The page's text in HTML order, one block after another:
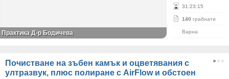
31 :23:15
140 грабнати
Варна
Практика Д-р Бодичева
Почистване на зъбен камък и оцветявания с
ултразвук, плюс полиране с AirFlow и обстоен